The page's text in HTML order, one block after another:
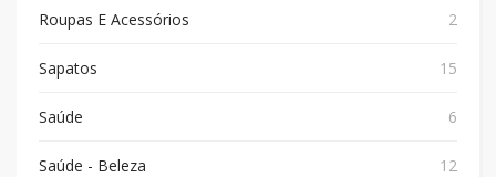
Roupas E Acessórios 2
Sapatos 15
Saúde 6
Saúde - Beleza 12